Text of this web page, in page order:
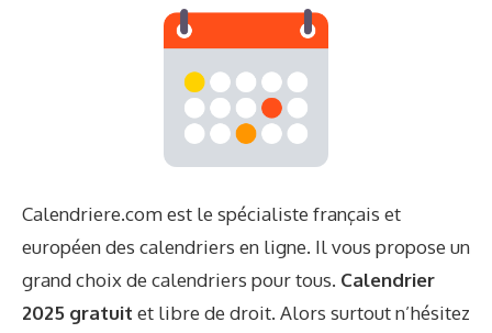
Calendriere.com est le spécialiste français et
européen des calendriers en ligne. Il vous propose un
grand choix de calendriers pour tous. Calendrier
2025 gratuit et libre de droit. Alors surtout n’hésitez